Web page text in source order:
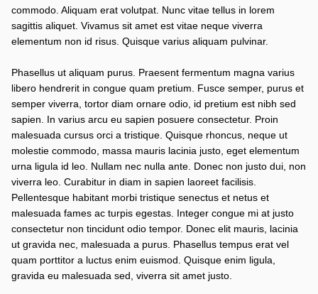
commodo. Aliquam erat volutpat. Nunc vitae tellus in lorem
sagittis aliquet. Vivamus sit amet est vitae neque viverra
elementum non id risus. Quisque varius aliquam pulvinar.
Phasellus ut aliquam purus. Praesent fermentum magna varius
libero hendrerit in congue quam pretium. Fusce semper, purus et
semper viverra, tortor diam ornare odio, id pretium est nibh sed
sapien. In varius arcu eu sapien posuere consectetur. Proin
malesuada cursus orci a tristique. Quisque rhoncus, neque ut
molestie commodo, massa mauris lacinia justo, eget elementum
urna ligula id leo. Nullam nec nulla ante. Donec non justo dui, non
viverra leo. Curabitur in diam in sapien laoreet facilisis.
Pellentesque habitant morbi tristique senectus et netus et
malesuada fames ac turpis egestas. Integer congue mi at justo
consectetur non tincidunt odio tempor. Donec elit mauris, lacinia
ut gravida nec, malesuada a purus. Phasellus tempus erat vel
quam porttitor a luctus enim euismod. Quisque enim ligula,
gravida eu malesuada sed, viverra sit amet justo.